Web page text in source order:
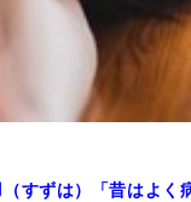
すずは）「昔はよく